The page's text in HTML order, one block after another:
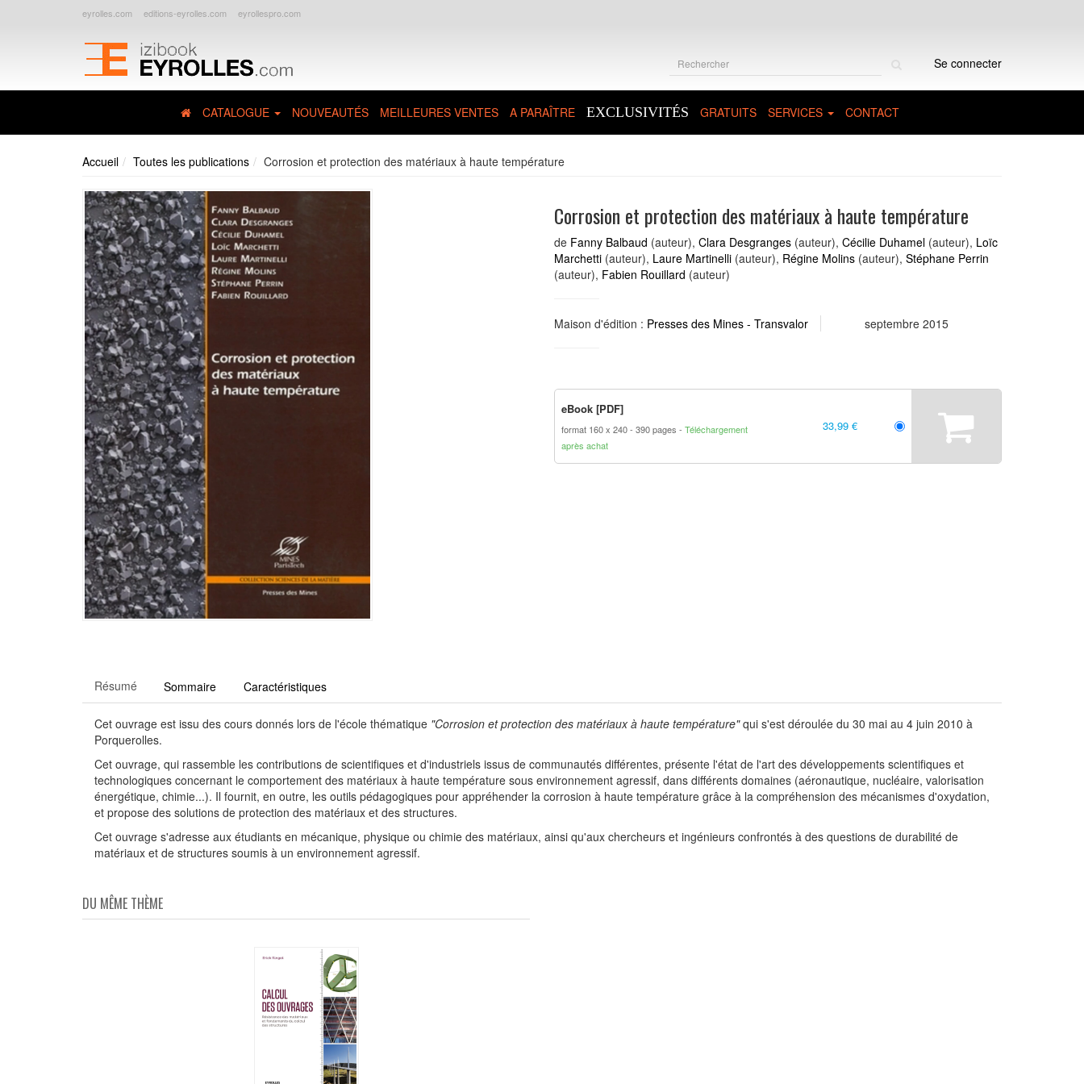
eyrolles.com editions-eyrolles.com eyrollespro.com
Se connecter
CATALOGUE NOUVEAUTÉS MEILLEURES VENTES A PARAÎTRE EXCLUSIVITÉS GRATUITS SERVICES CONTACT
Accueil Toutes les publications Corrosion et protection des matériaux à haute température
Corrosion et protection des matériaux à haute température
de Fanny Balbaud (auteur), Clara Desgranges (auteur), Cécilie Duhamel (auteur), Loïc
Marchetti (auteur), Laure Martinelli (auteur), Régine Molins (auteur), Stéphane Perrin
(auteur), Fabien Rouillard (auteur)
Maison d'édition : Presses des Mines - Transvalor septembre 2015
eBook [PDF]
format 160 x 240 390 pages
Téléchargement
après achat
33,99 €
Résumé Sommaire Caractéristiques
Cet ouvrage est issu des cours donnés lors de l'école thématique "Corrosion et protection des matériaux à haute température"qui s'est déroulée du 30 mai au 4 juin 2010 à
Porquerolles.
Cet ouvrage, qui rassemble les contributions de scientifiques et d'industriels issus de communautés différentes, présente l'état de l'art des développements scientifiques et
technologiques concernant le comportement des matériaux à haute température sous environnement agressif, dans différents domaines (aéronautique, nucléaire, valorisation
énergétique, chimie...). Il fournit, en outre, les outils pédagogiques pour appréhender la corrosion à haute température grâce à la compréhension des mécanismes d'oxydation,
et propose des solutions de protection des matériaux et des structures.
Cet ouvrage s'adresse aux étudiants en mécanique, physique ou chimie des matériaux, ainsi qu'aux chercheurs et ingénieurs confrontés à des questions de durabilité de
matériaux et de structures soumis à un environnement agressif.
DU MÊME THÈME